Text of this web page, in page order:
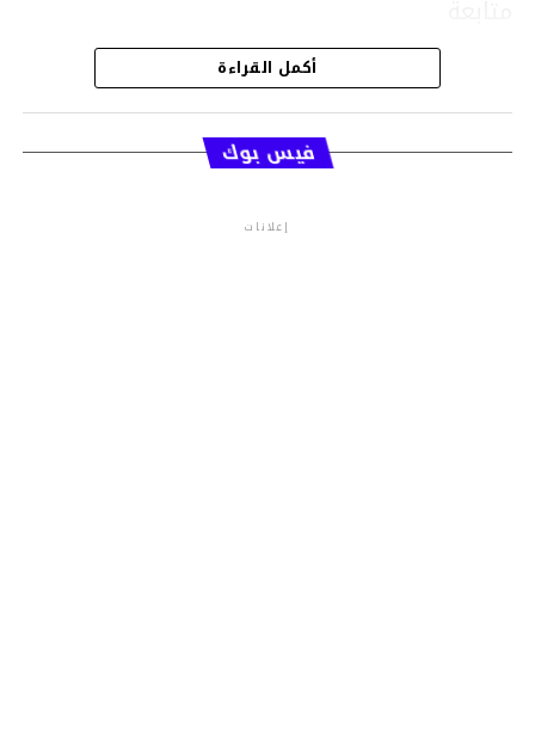
قسم الاخبار
أكمل القراءة
فيس بوك
إعلانات